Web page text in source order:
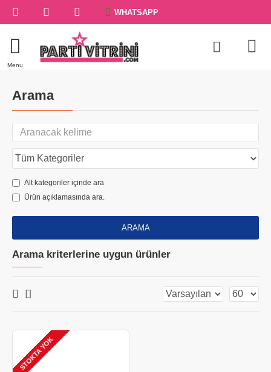
WHATSAPP
Arama
Alt kategoriler içinde ara
Ürün açıklamasında ara.
ARAMA
Arama kriterlerine uygun ürünler
STOKTA YOK